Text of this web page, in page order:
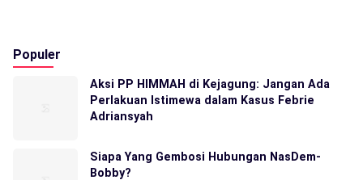
Populer
Aksi PP HIMMAH di Kejagung: Jangan Ada
Perlakuan Istimewa dalam Kasus Febrie
Adriansyah
Siapa Yang Gembosi Hubungan NasDem-
Bobby?